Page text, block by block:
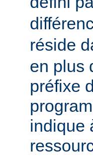
réside
en plus
préfixe
indique